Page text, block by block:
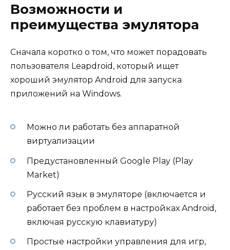
Возможности и
преимущества эмулятора
Сначала коротко о том, что может порадовать
пользователя Leapdroid, который ищет
хороший эмулятор Android для запуска
приложений на Windows.
Можно ли работать без аппаратной
виртуализации
Предустановленный Google Play (Play
Market)
Русский язык в эмуляторе (включается и
работает без проблем в настройках Android,
включая русскую клавиатуру)
Простые настройки управления для игр,